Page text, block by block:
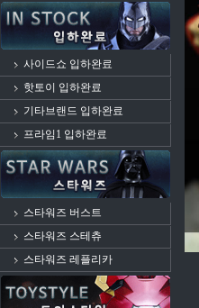
사이드쇼 입하완료
핫토이 입하완료
기타브랜드 입하완료
프라임1 입하완료
스타워즈 버스트
스타워즈 스테츄
스타워즈 레플리카